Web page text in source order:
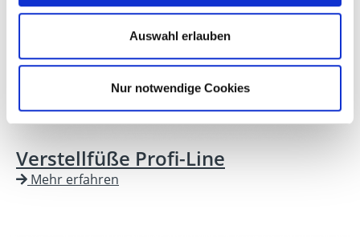
Auswahl erlauben
Nur notwendige Cookies
Verstellfüße Profi-Line
Mehr erfahren